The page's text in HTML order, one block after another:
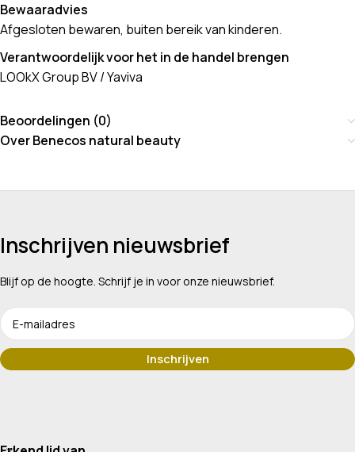
Bewaaradvies
Afgesloten bewaren, buiten bereik van kinderen.
Verantwoordelijk voor het in de handel brengen
LOOkX Group BV / Yaviva
Beoordelingen (0)
Over Benecos natural beauty
Inschrijven nieuwsbrief
Blijf op de hoogte. Schrijf je in voor onze nieuwsbrief.